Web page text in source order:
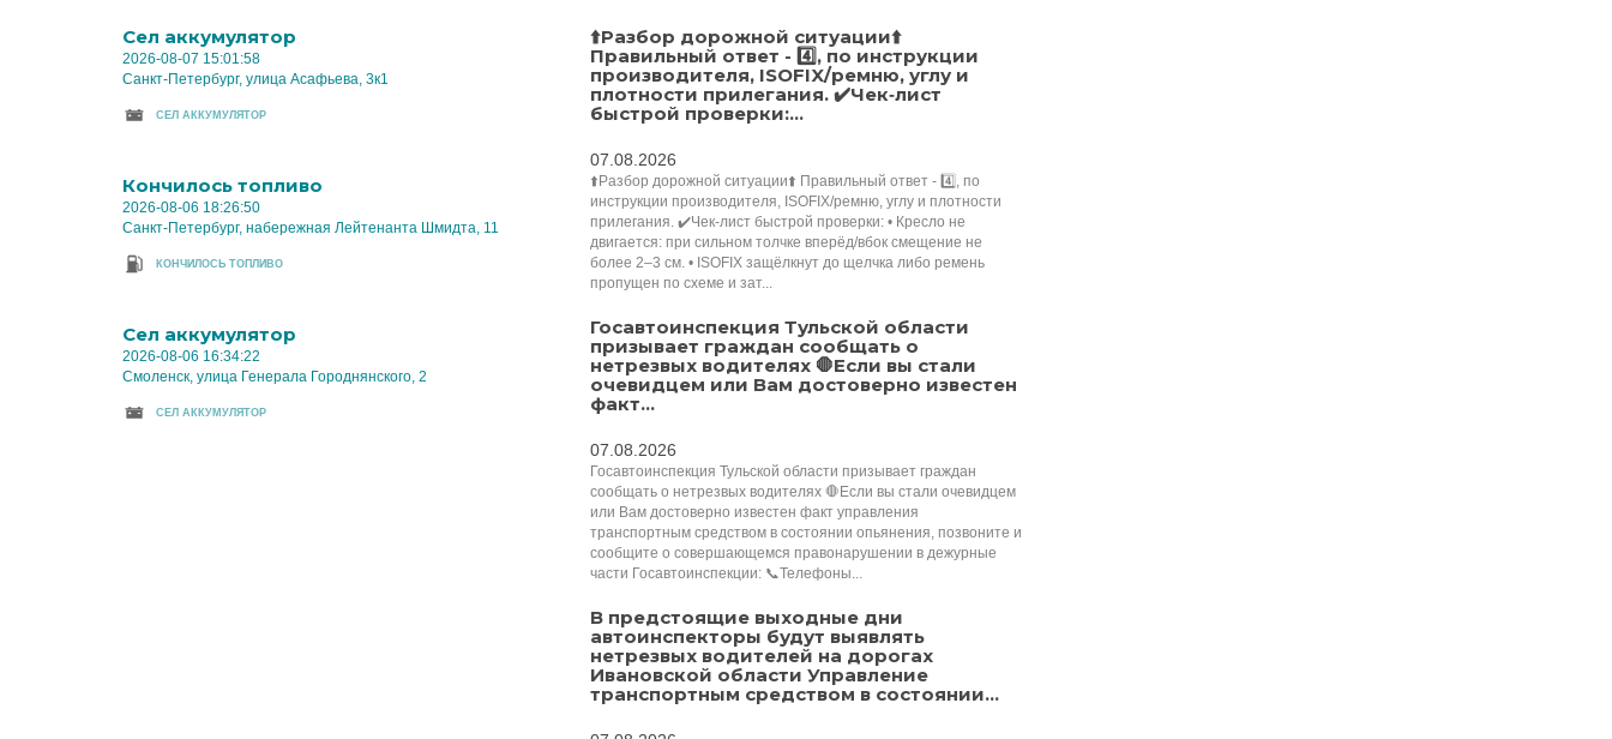
Cел аккумулятор
2026-08-07 15:01:58
Санкт-Петербург, улица Асафьева, 3к1
CЕЛ АККУМУЛЯТОР
Кончилось топливо
2026-08-06 18:26:50
Санкт-Петербург, набережная Лейтенанта Шмидта, 11
КОНЧИЛОСЬ ТОПЛИВО
Cел аккумулятор
2026-08-06 16:34:22
Смоленск, улица Генерала Городнянского, 2
CЕЛ АККУМУЛЯТОР
⬆️Разбор дорожной ситуации⬆️
Правильный ответ - 4️⃣, по инструкции
производителя, ISOFIX/ремню, углу и
плотности прилегания. ✔️Чек‑лист
быстрой проверки:...
07.08.2026
⬆️Разбор дорожной ситуации⬆️ Правильный ответ - 4️⃣, по
инструкции производителя, ISOFIX/ремню, углу и плотности
прилегания. ✔️Чек‑лист быстрой проверки: • Кресло не
двигается: при сильном толчке вперёд/вбок смещение не
более 2–3 см. • ISOFIX защёлкнут до щелчка либо ремень
пропущен по схеме и зат...
Госавтоинспекция Тульской области
призывает граждан сообщать о
нетрезвых водителях 🛑Если вы стали
очевидцем или Вам достоверно известен
факт...
07.08.2026
Госавтоинспекция Тульской области призывает граждан
сообщать о нетрезвых водителях 🛑Если вы стали очевидцем
или Вам достоверно известен факт управления
транспортным средством в состоянии опьянения, позвоните и
сообщите о совершающемся правонарушении в дежурные
части Госавтоинспекции: 📞Телефоны...
В предстоящие выходные дни
автоинспекторы будут выявлять
нетрезвых водителей на дорогах
Ивановской области Управление
транспортным средством в состоянии...